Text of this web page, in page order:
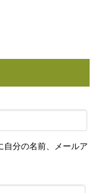
自分の名前、メールア